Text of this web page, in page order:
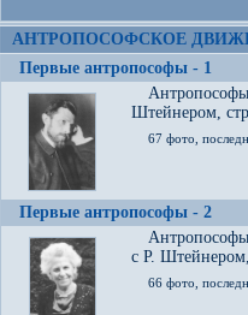
АНТРОПОСОФСКОЕ
Первые антропософы - 1
Штейнером,
67 фото,
Первые антропософы - 2
с Р.
66 фото,